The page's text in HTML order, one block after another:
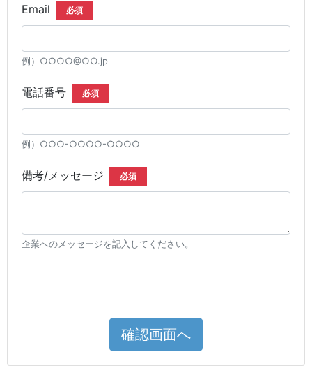
Email 必須
例）○○○○@○○.jp
電話番号 必須
例）○○○-○○○○-○○○○
備考/メッセージ 必須
企業へのメッセージを記入してください。
確認画面へ